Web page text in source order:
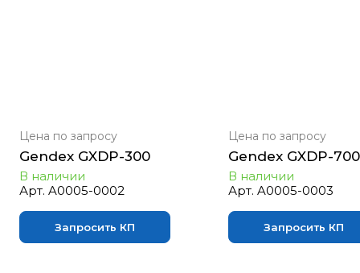
Цена по запросу
Gendex GXDP-300
В наличии
Арт. A0005-0002
Запросить КП
Цена по запросу
Gendex GXDP-700
В наличии
Арт. A0005-0003
Запросить КП